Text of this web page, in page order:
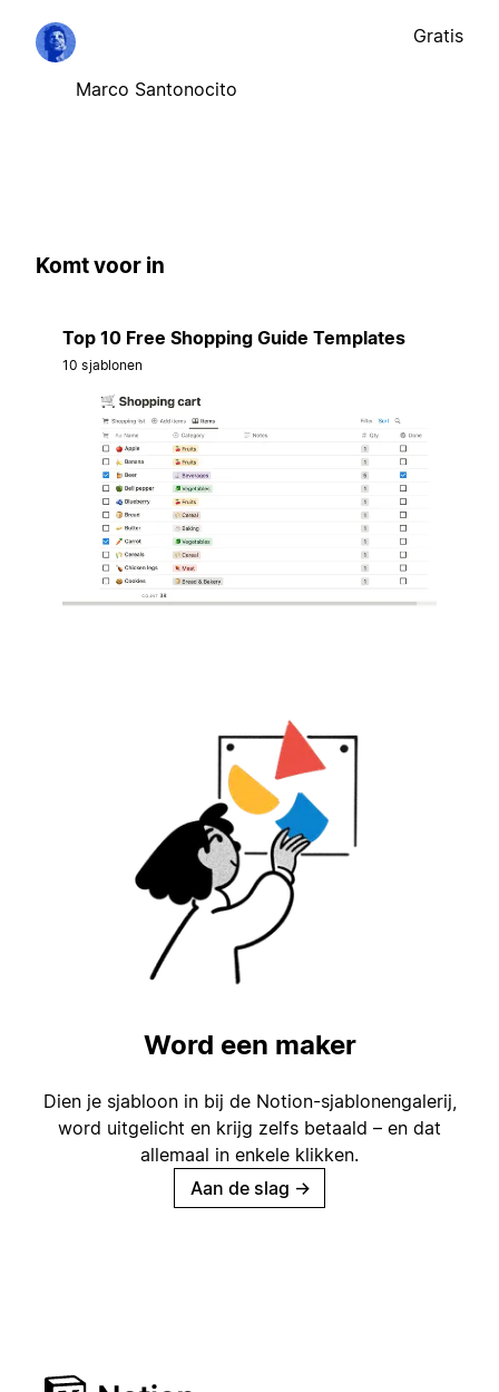
Marco Santonocito
Gratis
Komt voor in
Top 10 Free Shopping Guide Templates
10 sjablonen
Word een maker
Dien je sjabloon in bij de Notion-sjablonengalerij,
word uitgelicht en krijg zelfs betaald – en dat
allemaal in enkele klikken.
Aan de slag →